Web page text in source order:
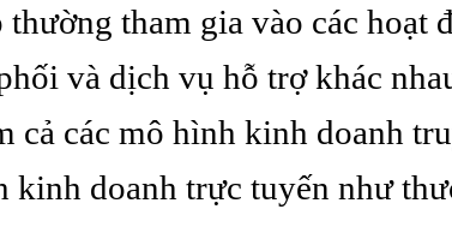
thường tham gia vào các hoạt
và dịch vụ hỗ trợ khác
cả các mô hình kinh doanh
kinh doanh trực tuyến như